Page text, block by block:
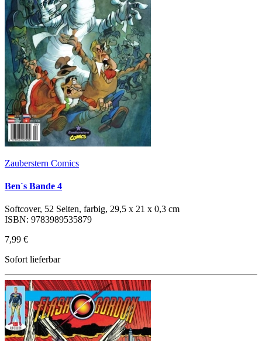
Zauberstern Comics
Ben´s Bande 4
Softcover, 52 Seiten, farbig, 29,5 x 21 x 0,3 cm
ISBN: 9783989535879
7,99 €
Sofort lieferbar